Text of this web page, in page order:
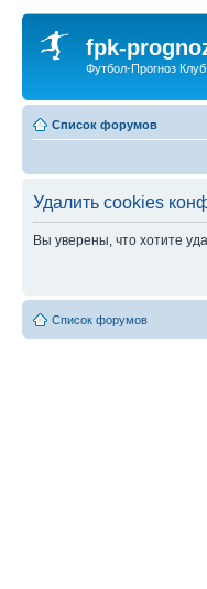
fpk-
Футбол-Прогноз Клуб
Список форумов
Удалить cookies
Вы уверены, что хотите
Список форумов